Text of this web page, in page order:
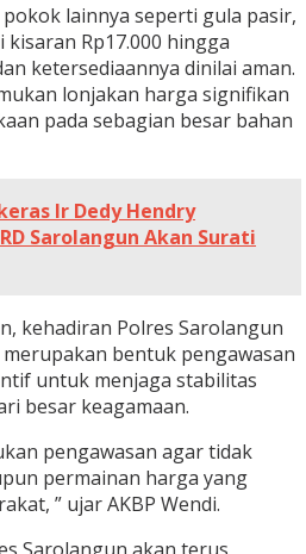
lainnya seperti gula pasir,
Rp17.000 hingga
ketersediaannya dinilai aman.
lonjakan harga signifikan
pada sebagian besar bahan
Ir Dedy Hendry
Sarolangun Akan Surati
kehadiran Polres Sarolangun
bentuk pengawasan
untuk menjaga stabilitas
besar keagamaan.
pengawasan agar tidak
permainan harga yang
” ujar AKBP Wendi.